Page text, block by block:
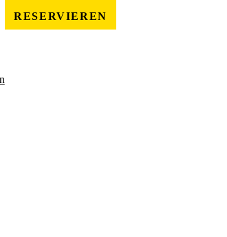
RESERVIEREN